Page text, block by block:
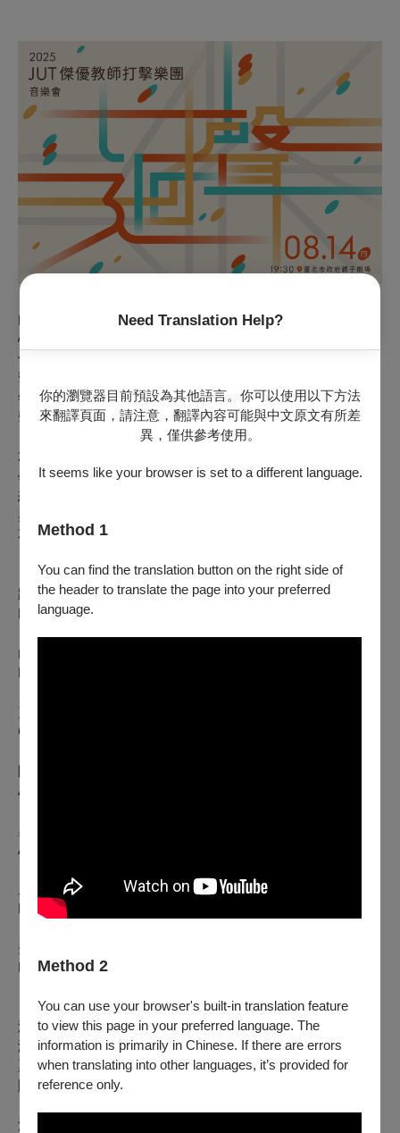
Need Translation Help?
你的瀏覽器目前預設為其他語言。你可以使用以下方法
來翻譯頁面，請注意，翻譯內容可能與中文原文有所差
異，僅供參考使用。
It seems like your browser is set to a different language.
Method 1
You can find the translation button on the right side of
the header to translate the page into your preferred
language.
Method 2
You can use your browser's built-in translation feature
to view this page in your preferred language. The
information is primarily in Chinese. If there are errors
when translating into other languages, it’s provided for
reference only.
由黃佳莉、范聖弘、蘇薇之、李昕珏、陳益特、陳景琪、王可
心、林奕彣、羅博仁所組成的「JUT傑優教師打擊樂團」，每
位成員皆在演出上身經百戰、經驗豐富。現為「傑優青少年打
擊樂團」的專任教師，以教學者的身份年年陪伴超過千位青少
年，走進打擊樂世界，並透過每年固定舉辦音樂會，持續對打
擊樂的熱情。
2025 JUT傑優教師打擊樂團音樂會以「迴聲」為名，因為教
學與演奏，猶如傳遞與迴響，而從教學現場到演出舞台，是夢
想的延續、陪伴的延續、熱情的延續。透過一首首富有節奏感
與想像力的樂曲，這次，JUT傑優教師打擊樂團要讓對話循環
不息，讓共鳴迴盪於心…。
【演出曲目】
路易斯·李維拉： 反彈之後
Luis Rivera：Aprés Rebonds
山澤洋之：
Hiroyuki Yamazawa：Paraiso Floresta Frost
克拉克·哈伯德：
Clark Hubbard：Stardust
阿斯托爾·皮亞佐拉：
Astor Piazzolla：Verano Porteno(arranged by Pius Cheung)
奧斯汀·凱克：
Austin Keck：Evanescence
尼爾斯·弗拉姆：
節慶色彩
Nils Rohwer：Fiesta Colores
弗雷德里克·蕭邦：
Frederic Francois Chopin：Fantasie Impromptu
【節目資訊】
演出時間｜2025.08.14(四) 19:30
演出地點｜臺北市政府親子劇場
票價｜400 / 600 / 800 / 1000 / 1200
購票洽詢｜OPENTIX
活動洽詢｜財團法人擊樂文教基金會 (02)2891-9900#888